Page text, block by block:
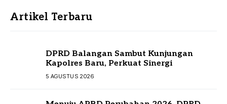
Artikel Terbaru
DPRD Balangan Sambut Kunjungan
Kapolres Baru, Perkuat Sinergi
5 AGUSTUS 2026